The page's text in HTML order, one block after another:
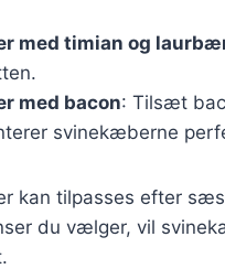
med timian og
med bacon: Tilsæt
svinekæberne
kan tilpasses efter
du vælger, vil